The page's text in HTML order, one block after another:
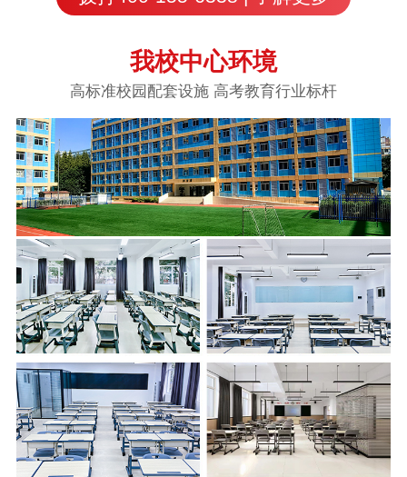
我校中心环境
高标准校园配套设施 高考教育行业标杆